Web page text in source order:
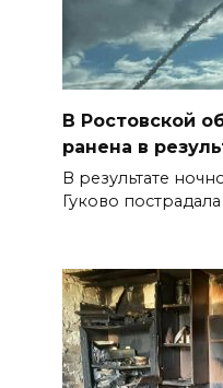
В Ростовской
ранена в
В результате
Гуково пострадала